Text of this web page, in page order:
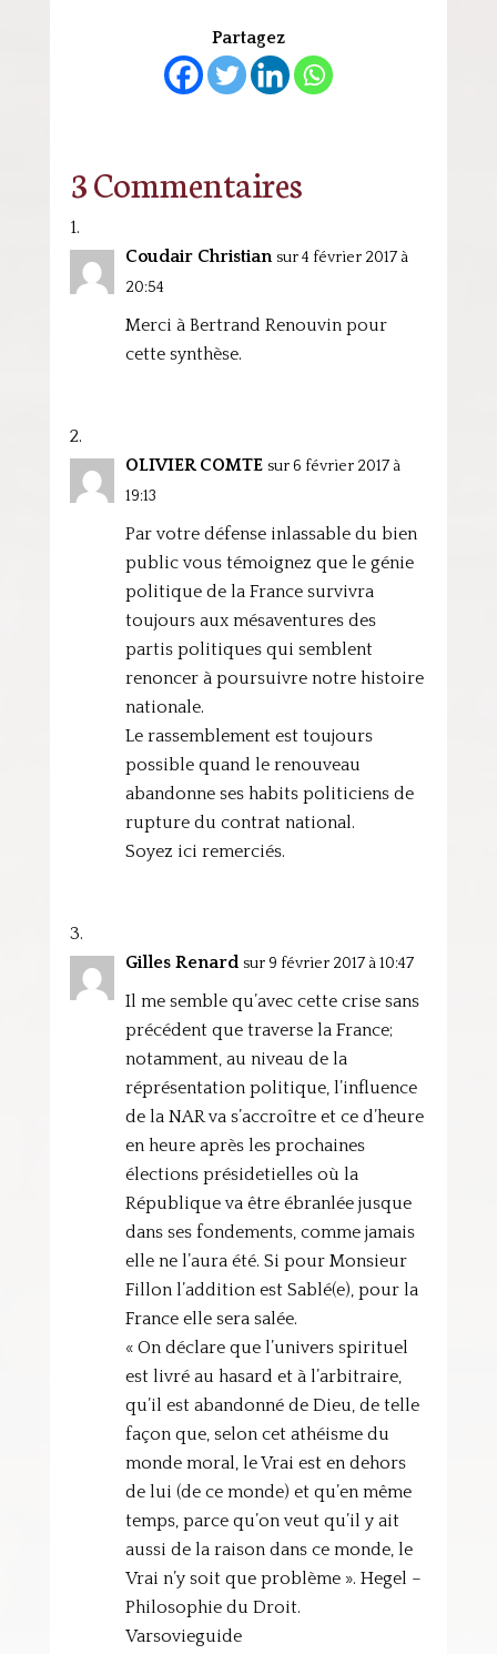
Partagez
3 Commentaires
Coudair Christian sur 4 février 2017 à
20:54
Merci à Bertrand Renouvin pour
cette synthèse.
OLIVIER COMTE sur 6 février 2017 à
19:13
Par votre défense inlassable du bien
public vous témoignez que le génie
politique de la France survivra
toujours aux mésaventures des
partis politiques qui semblent
renoncer à poursuivre notre histoire
nationale.
Le rassemblement est toujours
possible quand le renouveau
abandonne ses habits politiciens de
rupture du contrat national.
Soyez ici remerciés.
Gilles Renard sur 9 février 2017 à 10:47
Il me semble qu’avec cette crise sans
précédent que traverse la France;
notamment, au niveau de la
réprésentation politique, l’influence
de la NAR va s’accroître et ce d’heure
en heure après les prochaines
élections présidetielles où la
République va être ébranlée jusque
dans ses fondements, comme jamais
elle ne l’aura été. Si pour Monsieur
Fillon l’addition est Sablé(e), pour la
France elle sera salée.
« On déclare que l’univers spirituel
est livré au hasard et à l’arbitraire,
qu’il est abandonné de Dieu, de telle
façon que, selon cet athéisme du
monde moral, le Vrai est en dehors
de lui (de ce monde) et qu’en même
temps, parce qu’on veut qu’il y ait
aussi de la raison dans ce monde, le
Vrai n’y soit que problème ». Hegel –
Philosophie du Droit.
Varsovieguide